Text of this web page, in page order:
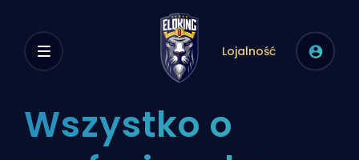
Lojalność
Wszystko o